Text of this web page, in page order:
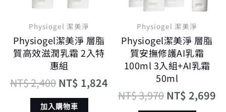
Physiogel 潔美淨
Physiogel潔美淨 層脂
質高效滋潤乳霜 2入特
惠組
NT$2,400 NT$ 1,824
加入購物車
Physiogel 潔美淨
Physiogel潔美淨 層脂
質安撫修護AI乳霜
100ml 3入組+AI乳霜
50ml
NT$3,970 NT$ 2,699